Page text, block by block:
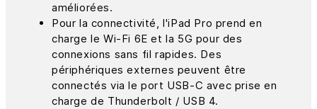
améliorées.
Pour la connectivité, l'iPad Pro prend en
charge le Wi-Fi 6E et la 5G pour des
connexions sans fil rapides. Des
périphériques externes peuvent être
connectés via le port USB-C avec prise en
charge de Thunderbolt / USB 4.